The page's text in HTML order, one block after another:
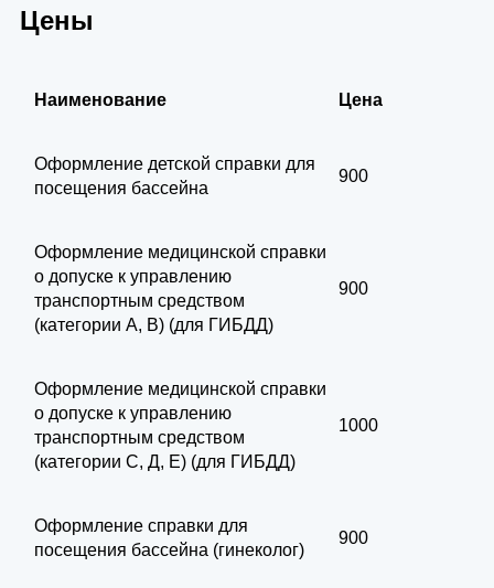
Цены
Наименование Цена
Оформление детской справки для
посещения бассейна
900
Оформление медицинской справки
о допуске к управлению
транспортным средством
(категории А, В) (для ГИБДД)
900
Оформление медицинской справки
о допуске к управлению
транспортным средством
(категории С, Д, Е) (для ГИБДД)
1000
Оформление справки для
посещения бассейна (гинеколог)
900